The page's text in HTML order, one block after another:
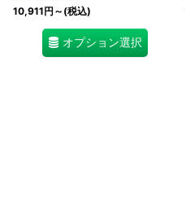
10,911円 ～ (税込)
オプション選択